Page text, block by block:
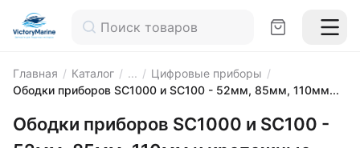
Главная / Каталог / ... / Цифровые приборы /
Ободки приборов SC1000 и SC100 - 52мм, 85мм, 110мм...
Ободки приборов SC1000 и SC100 -